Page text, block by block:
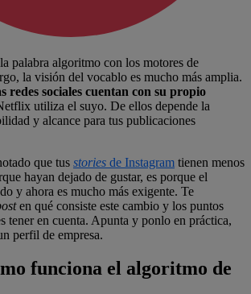
palabra algoritmo con los motores de
la visión del vocablo es mucho más amplia.
redes sociales cuentan con su propio
utiliza el suyo. De ellos depende la
y alcance para tus publicaciones
que tus stories de Instagram tienen menos
hayan dejado de gustar, es porque el
y ahora es mucho más exigente. Te
en qué consiste este cambio y los puntos
tener en cuenta. Apunta y ponlo en práctica,
perfil de empresa.
funciona el algoritmo de